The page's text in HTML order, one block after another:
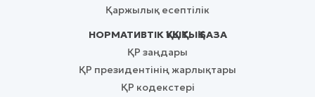
Қаржылық есептілік
НОРМАТИВТІК ҚҰҚЫҚТЫҚ БАЗА
ҚР заңдары
ҚР президентінің жарлықтары
ҚР кодекстері